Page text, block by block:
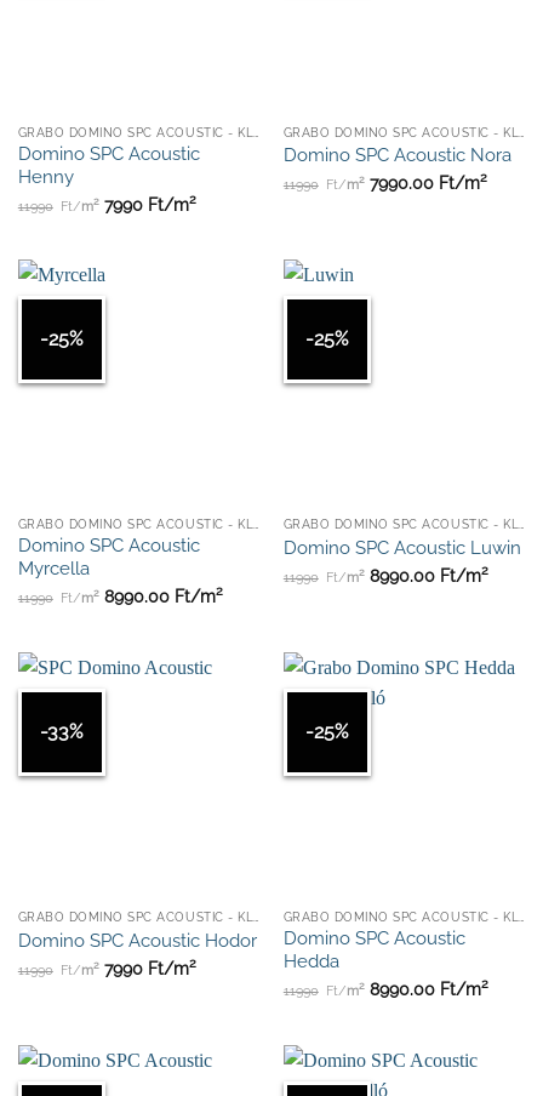
Domino SPC Acoustic
Henny
11990 Ft/m27990 Ft/m2
Domino SPC Acoustic Nora
11990 Ft/m27990.00 Ft/m2
-25%
GRABO DOMINO SPC ACOUSTIC - KLIKKES
Domino SPC Acoustic
Myrcella
11990 Ft/m28990.00 Ft/m2
-25%
GRABO DOMINO SPC ACOUSTIC - KLIKKES
Domino SPC Acoustic Luwin
11990 Ft/m28990.00 Ft/m2
-33%
Domino SPC Acoustic Hodor
11990 Ft/m27990 Ft/m2
-25%
Domino SPC Acoustic
Hedda
11990 Ft/m28990.00 Ft/m2